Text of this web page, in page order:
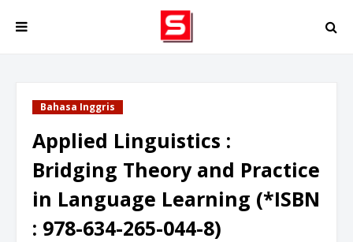
Bahasa Inggris
Applied Linguistics :
Bridging Theory and Practice
in Language Learning (*ISBN
: 978-634-265-044-8)